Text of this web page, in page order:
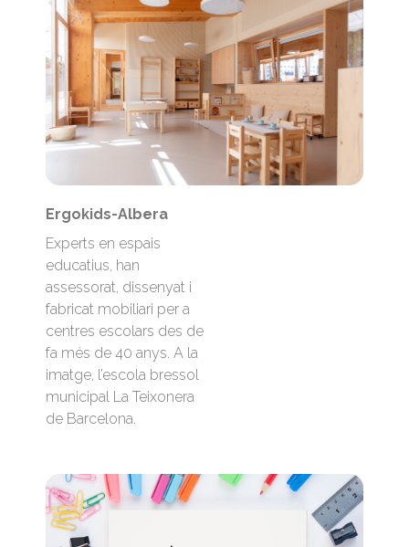
Ergokids-Albera
Experts en espais
educatius, han
assessorat, dissenyat i
fabricat mobiliari per a
centres escolars des de
fa més de 40 anys. A la
imatge, l’escola bressol
municipal La Teixonera
de Barcelona.